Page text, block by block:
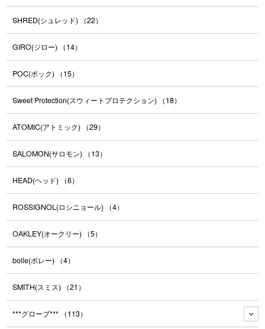
SHRED(シュレッド) （22）
GIRO(ジロー) （14）
POC(ポック) （15）
Sweet Protection(スウィートプロテクション) （18）
ATOMIC(アトミック) （29）
SALOMON(サロモン) （13）
HEAD(ヘッド) （6）
ROSSIGNOL(ロシニョール) （4）
OAKLEY(オークリー) （5）
bolle(ボレー) （4）
SMITH(スミス) （21）
***グローブ*** （113）